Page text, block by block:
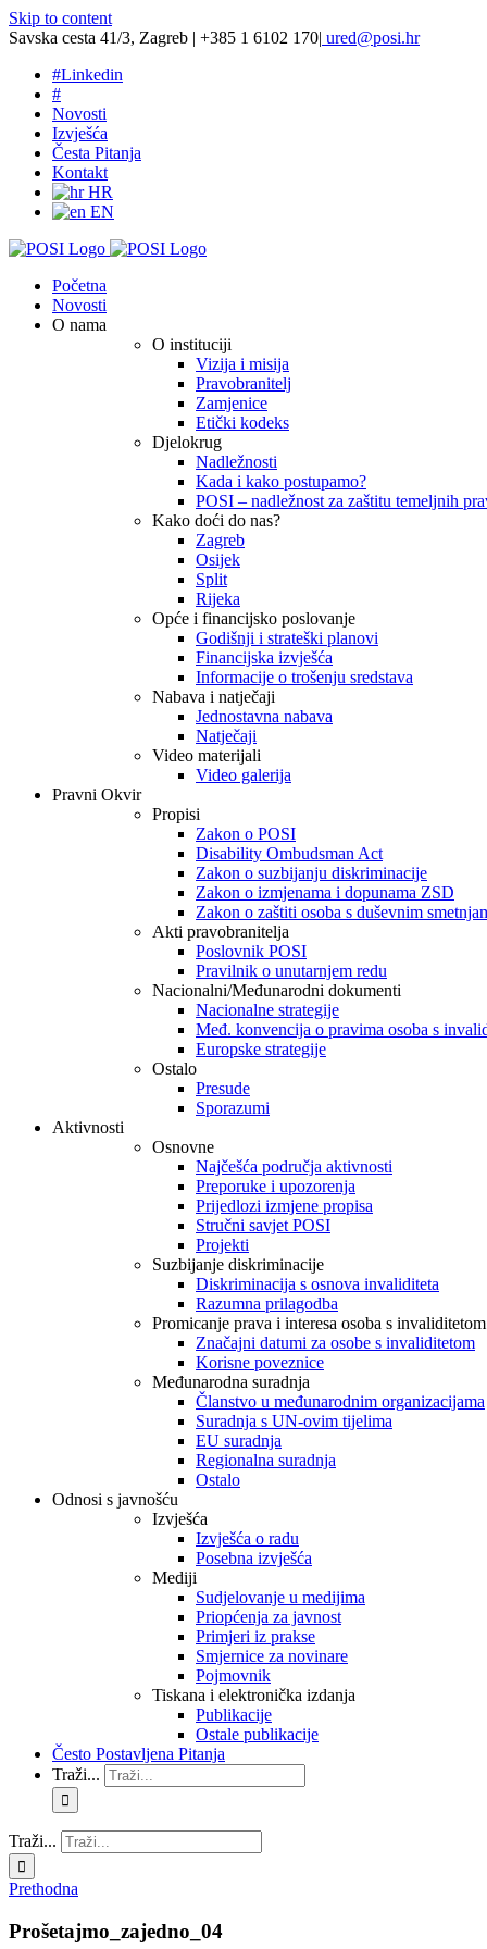
Skip to content
Savska cesta 41/3, Zagreb | +385 1 6102 170| ured@posi.hr
#Linkedin
#
Novosti
Izvješća
Česta Pitanja
Kontakt
HR
EN
Početna
Novosti
O nama
O instituciji
Vizija i misija
Pravobranitelj
Zamjenice
Etički kodeks
Djelokrug
Nadležnosti
Kada i kako postupamo?
POSI – nadležnost za zaštitu temeljnih
Kako doći do nas?
Zagreb
Osijek
Split
Rijeka
Opće i financijsko poslovanje
Godišnji i strateški planovi
Financijska izvješća
Informacije o trošenju sredstava
Nabava i natječaji
Jednostavna nabava
Natječaji
Video materijali
Video galerija
Pravni Okvir
Propisi
Zakon o POSI
Disability Ombudsman Act
Zakon o suzbijanju diskriminacije
Zakon o izmjenama i dopunama ZSD
Zakon o zaštiti osoba s duševnim
Akti pravobranitelja
Poslovnik POSI
Pravilnik o unutarnjem redu
Nacionalni/Međunarodni dokumenti
Nacionalne strategije
Međ. konvencija o pravima osoba s
Europske strategije
Ostalo
Presude
Sporazumi
Aktivnosti
Osnovne
Najčešća područja aktivnosti
Preporuke i upozorenja
Prijedlozi izmjene propisa
Stručni savjet POSI
Projekti
Suzbijanje diskriminacije
Diskriminacija s osnova invaliditeta
Razumna prilagodba
Promicanje prava i interesa osoba s invaliditetom
Značajni datumi za osobe s invaliditetom
Korisne poveznice
Međunarodna suradnja
Članstvo u međunarodnim organizacijama
Suradnja s UN-ovim tijelima
EU suradnja
Regionalna suradnja
Ostalo
Odnosi s javnošću
Izvješća
Izvješća o radu
Posebna izvješća
Mediji
Sudjelovanje u medijima
Priopćenja za javnost
Primjeri iz prakse
Smjernice za novinare
Pojmovnik
Tiskana i elektronička izdanja
Publikacije
Ostale publikacije
Često Postavljena Pitanja
Traži...
Traži...
Prethodna
Prošetajmo_zajedno_04